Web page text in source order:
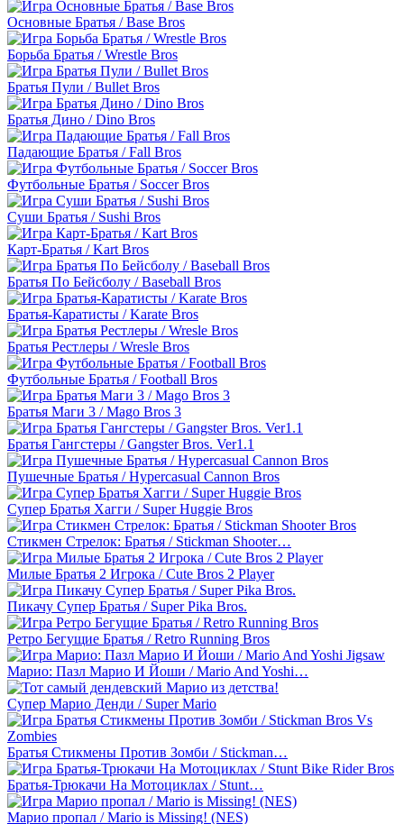
Основные Братья / Base Bros
Борьба Братья / Wrestle Bros
Братья Пули / Bullet Bros
Братья Дино / Dino Bros
Падающие Братья / Fall Bros
Футбольные Братья / Soccer Bros
Суши Братья / Sushi Bros
Карт-Братья / Kart Bros
Братья По Бейсболу / Baseball Bros
Братья-Каратисты / Karate Bros
Братья Рестлеры / Wresle Bros
Футбольные Братья / Football Bros
Братья Маги 3 / Mago Bros 3
Братья Гангстеры / Gangster Bros. Ver1.1
Пушечные Братья / Hypercasual Cannon Bros
Супер Братья Хагги / Super Huggie Bros
Стикмен Стрелок: Братья / Stickman Shooter…
Милые Братья 2 Игрока / Cute Bros 2 Player
Пикачу Супер Братья / Super Pika Bros.
Ретро Бегущие Братья / Retro Running Bros
Марио: Пазл Марио И Йоши / Mario And Yoshi…
Супер Марио Денди / Super Mario
Братья Стикмены Против Зомби / Stickman…
Братья-Трюкачи На Мотоциклах / Stunt…
Марио пропал / Mario is Missing! (NES)